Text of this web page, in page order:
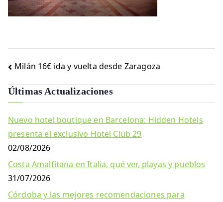
Navegación
de
entradas
Milán 16€ ida y vuelta desde Zaragoza
Últimas Actualizaciones
Nuevo hotel boutique en Barcelona: Hidden Hotels
presenta el exclusivo Hotel Club 29
02/08/2026
Costa Amalfitana en Italia, qué ver, playas y pueblos
31/07/2026
Córdoba y las mejores recomendaciones para